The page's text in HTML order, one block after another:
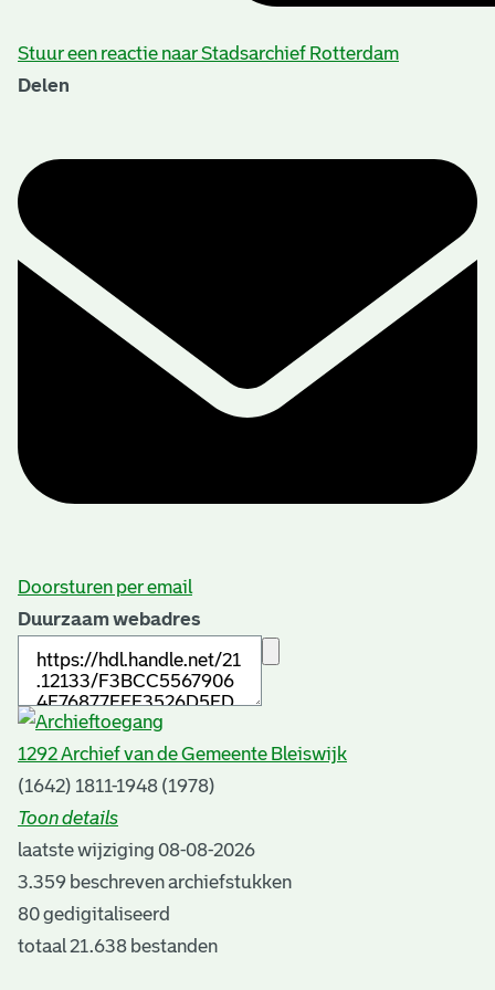
Stuur een reactie naar Stadsarchief Rotterdam
Delen
Doorsturen per email
Duurzaam webadres
1292 Archief van de Gemeente Bleiswijk
(1642) 1811-1948 (1978)
Toon details
Datering:
(1642) 1811-1948 (1978)
Auteur:
J.C. Kooyman
laatste wijziging 08-08-2026
3.359 beschreven archiefstukken
80 gedigitaliseerd
totaal 21.638 bestanden